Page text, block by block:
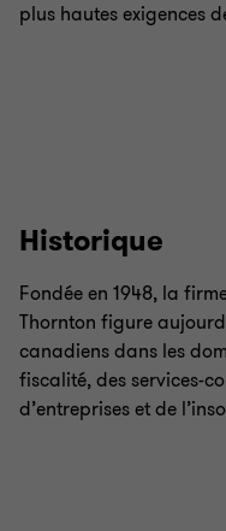
plus hautes exigences
Historique
Fondée en 1948, la
Thornton figure
canadiens dans les
fiscalité, des services-
d’entreprises et de